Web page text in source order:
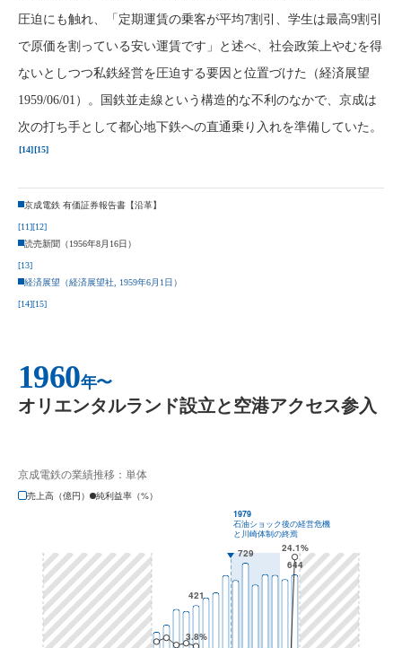
圧迫にも触れ、「定期運賃の乗客が平均7割引、学生は最高9割引
で原価を割っている安い運賃です」と述べ、社会政策上やむを得
ないとしつつ私鉄経営を圧迫する要因と位置づけた（経済展望
1959/06/01）。国鉄並走線という構造的な不利のなかで、京成は
次の打ち手として都心地下鉄への直通乗り入れを準備していた。
[14][15]
京成電鉄 有価証券報告書【沿革】
[11][12]
読売新聞（1956年8月16日）
[13]
経済展望（経済展望社, 1959年6月1日）
[14][15]
1960年〜
オリエンタルランド設立と空港アクセス参入
京成電鉄の業績推移：単体
売上高（億円）
純利益率（%）